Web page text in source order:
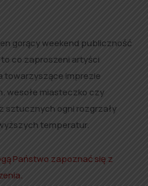
gorący weekend publiczność
co zaproszeni artyści
towarzyszące imprezie
wesołe miasteczko czy
sztucznych ogni rozgrzały
temperatur.
Państwo zapoznać się z